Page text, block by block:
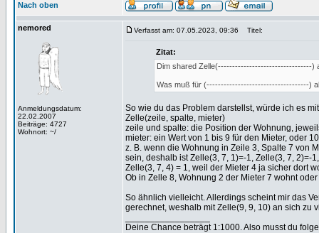
Nach oben
nemored
Anmeldungsdatum:
22.02.2007
Beiträge: 4727
Wohnort: ~/
Verfasst am: 07.05.2023, 09:36 Titel:
Zitat:
Dim shared Zelle(---------------------------------)
Was muß für (------------------------------------)
So wie du das Problem darstellst, würde ich es
Zelle(zeile, spalte, mieter)
zeile und spalte: die Position der Wohnung,
mieter: ein Wert von 1 bis 9 für den Mieter, oder
z. B. wenn die Wohnung in Zeile 3, Spalte 7 von
sein, deshalb ist Zelle(3, 7, 1)=-1, Zelle(3, 7, 2)=-
Zelle(3, 7, 4) = 1, weil der Mieter 4 ja sicher dort
Ob in Zelle 8, Wohnung 2 der Mieter 7 wohnt
So ähnlich vielleicht. Allerdings scheint mir das
gerechnet, weshalb mit Zelle(9, 9, 10) an sich zu
Deine Chance beträgt 1:1000. Also musst du